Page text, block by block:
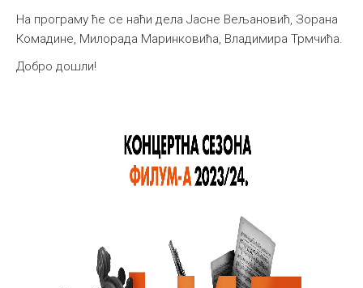
На програму ће се наћи дела Јасне Вељановић, Зорана
Комадине, Милорада Маринковића, Владимира Трмчића.
Добро дошли!